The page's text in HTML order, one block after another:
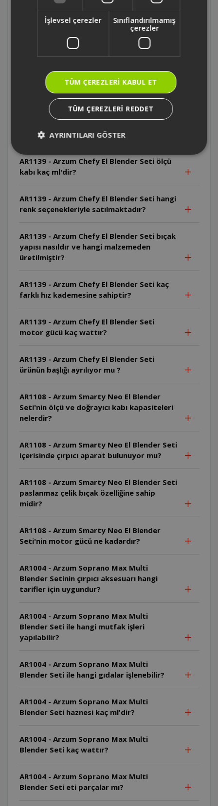
Seti kaç fonksiyona sahip ?
AR1167 - Arzum Starblend Multi Blender
Setinin motoru kaç watt ?
AR1139 - Arzum Chefy El Blender Seti ticari
mutfaklarda kullanıma uygun mudur?
AR1139 - Arzum Chefy El Blender Seti'nin
kadardır?
AR1139 - Arzum Chefy El Blender Seti ölçü
kabı kaç ml'dir?
AR1139 - Arzum Chefy El Blender Seti hangi
renk seçenekleriyle satılmaktadır?
AR1139 - Arzum Chefy El Blender Seti bıçak
yapısı nasıldır ve hangi malzemeden
üretilmiştir?
AR1139 - Arzum Chefy El Blender Seti kaç
farklı hız kademesine sahiptir?
AR1139 - Arzum Chefy El Blender Seti
motor gücü kaç wattır?
AR1139 - Arzum Chefy El Blender Seti
ürünün başlığı ayrılıyor mu ?
AR1108 - Arzum Smarty Neo El Blender
Seti'nin ölçü ve doğrayıcı kabı kapasiteleri
nelerdir?
AR1108 - Arzum Smarty Neo El Blender Seti
içerisinde çırpıcı aparat bulunuyor mu?
AR1108 - Arzum Smarty Neo El Blender Seti
paslanmaz çelik bıçak özelliğine sahip
midir?
AR1108 - Arzum Smarty Neo El Blender
Seti'nin motor gücü ne kadardır?
AR1004 - Arzum Soprano Max Multi
Blender Setinin çırpıcı aksesuarı hangi
tarifler için uygundur?
AR1004 - Arzum Soprano Max Multi
Blender Seti ile hangi mutfak işleri
yapılabilir?
AR1004 - Arzum Soprano Max Multi
Blender Seti ile hangi gıdalar işlenebilir?
AR1004 - Arzum Soprano Max Multi
Blender Seti haznesi kaç ml'dir?
AR1004 - Arzum Soprano Max Multi
Blender Seti kaç wattır?
AR1004 - Arzum Soprano Max Multi
Blender Seti eti parçalar mı?
İşlevsel çerezler
Sınıflandırılmamış
çerezler
TÜM ÇEREZLERI KABUL ET
TÜM ÇEREZLERI REDDET
AYRINTILARI GÖSTER